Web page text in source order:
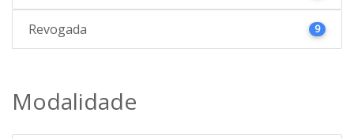
Revogada 9
Modalidade